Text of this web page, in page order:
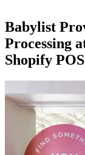
Babylist
Processing
Shopify POS